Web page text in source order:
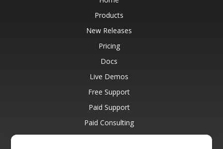
Products
New Releases
Pricing
Docs
Live Demos
Free Support
Paid Support
Paid Consulting
Blog